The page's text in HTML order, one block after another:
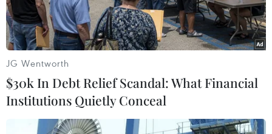
JG Wentworth
$30k In Debt Relief Scandal: What Financial
Institutions Quietly Conceal